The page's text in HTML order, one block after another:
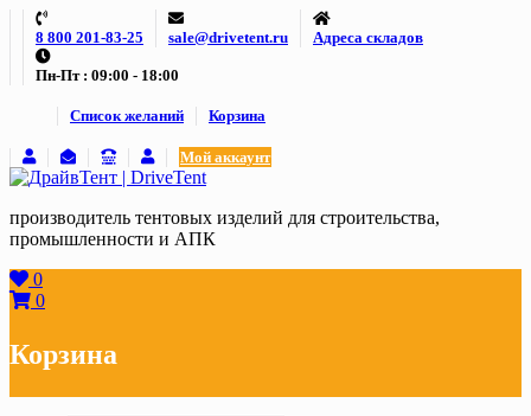
Skip
content
8 800 201-83-25 sale@drivetent.ru Адреса складов
Пн-Пт : 09:00 - 18:00
Список желаний Корзина
Мой аккаунт
производитель тентовых изделий для строительства,
промышленности и АПК
0
0
Корзина